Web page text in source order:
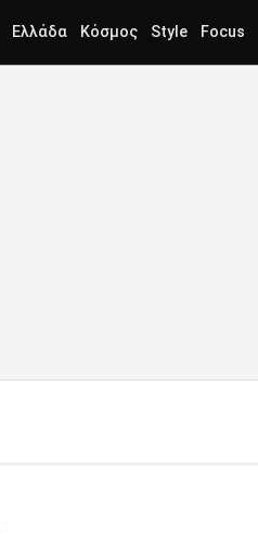
Ελλάδα Κόσμος Style Focus